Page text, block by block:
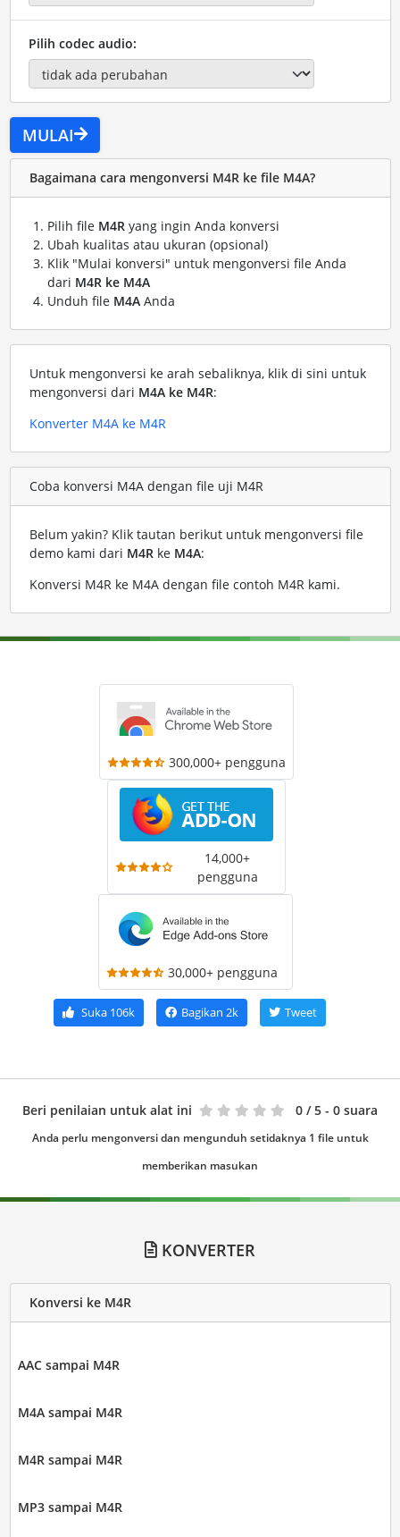
Pilih codec audio:
MULAI
Bagaimana cara mengonversi M4R ke file M4A?
Pilih file M4Ryang ingin Anda konversi
Ubah kualitas atau ukuran (opsional)
Klik "Mulai konversi" untuk mengonversi file Anda
dari M4R ke M4A
Unduh file M4AAnda
Untuk mengonversi ke arah sebaliknya, klik di sini untuk
mengonversi dari M4A ke M4R:
Konverter M4A ke M4R
Coba konversi M4A dengan file uji M4R
Belum yakin? Klik tautan berikut untuk mengonversi file
demo kami dari M4Rke M4A:
Konversi M4R ke M4A dengan file contoh M4R kami.
300,000+ pengguna
14,000+
pengguna
30,000+ pengguna
Suka106k Bagikan 2k Tweet
Beri penilaian untuk alat ini 0 / 5 - 0 suara
Anda perlu mengonversi dan mengunduh setidaknya 1 file untuk
memberikan masukan
KONVERTER
Konversi ke M4R
AAC sampai M4R
M4A sampai M4R
M4R sampai M4R
MP3 sampai M4R